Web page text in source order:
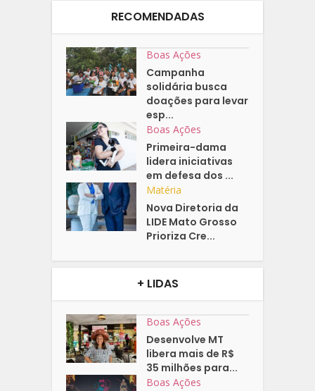
RECOMENDADAS
Boas Ações
Campanha
solidária busca
doações para levar
esp...
Boas Ações
Primeira-dama
lidera iniciativas
em defesa dos ...
Matéria
Nova Diretoria da
LIDE Mato Grosso
Prioriza Cre...
+ LIDAS
Boas Ações
Desenvolve MT
libera mais de R$
35 milhões para...
Boas Ações